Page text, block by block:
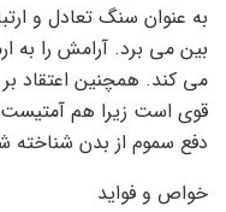
به عنوان سنگ تعادل و
بین می برد. آرامش را به
می کند. همچنین اعتقاد
قوی است زیرا هم آمتیست
دفع سموم از بدن شناخته
خواص و فواید